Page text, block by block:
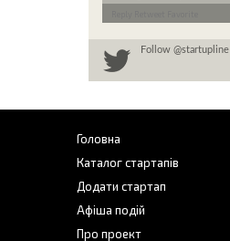
Follow@startupline
Головна
Каталог стартапів
Додати стартап
Афіша подій
Про проект